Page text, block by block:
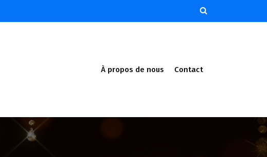
À propos de nous Contact